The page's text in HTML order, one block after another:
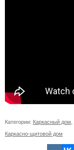
Категории: Каркасный дом,
Каркасно-щитовой дом